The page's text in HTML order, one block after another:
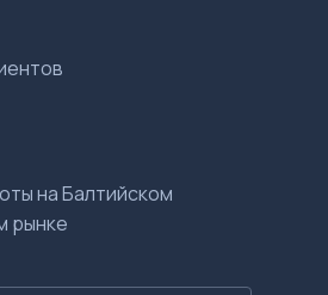
на Балтийском
рынке